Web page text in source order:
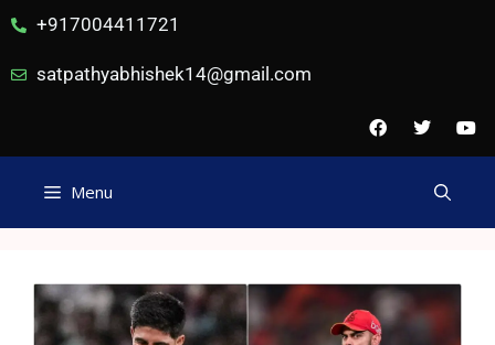
+917004411721
satpathyabhishek14@gmail.com
Menu